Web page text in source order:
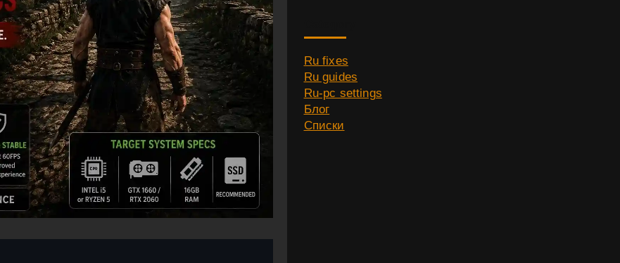
Ru fixes
Ru guides
Ru-pc settings
Блог
Списки